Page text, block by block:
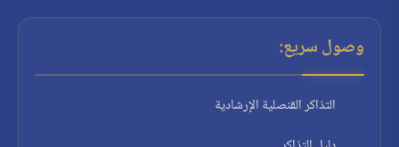
وصول سريع:
التذاكر القنصلية الإرشادية